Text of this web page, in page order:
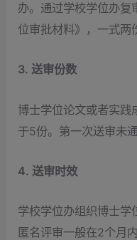
办。通过学校学位办复
位审批材料》，一式两
3. 送审份数
博士学位论文或者实
于5份。第一次送审未
4. 送审时效
学校学位办组织博士学
匿名评审一般在2个月